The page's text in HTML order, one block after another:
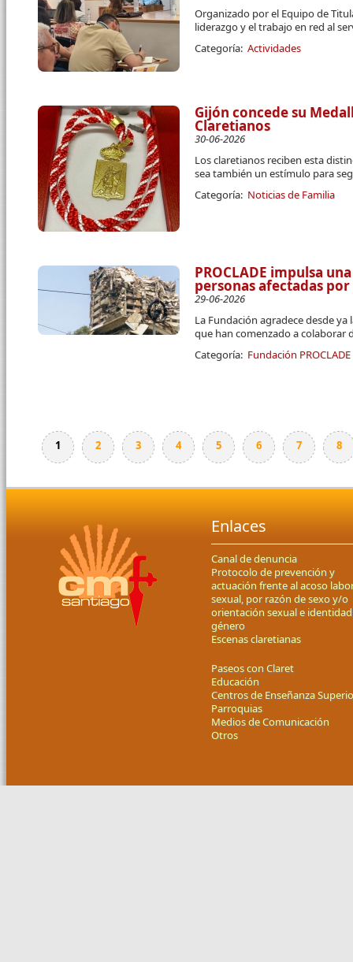
Organizado por el Equipo de
liderazgo y el trabajo en red al
Categoría: Actividades
Gijón concede su
Claretianos
30-06-2026
Los claretianos reciben esta
sea también un estímulo para
Categoría: Noticias de Familia
PROCLADE impulsa
personas afectadas
29-06-2026
La Fundación agradece desde
que han comenzado a colaborar
Categoría: Fundación PROCLADE
Páginas
1 2 3 4 5 6 7 8
Enlaces
Canal de denuncia
Protocolo de prevención y
actuación frente al acoso
sexual, por razón de sexo y/o
orientación sexual e
género
Escenas claretianas
Paseos con Claret
Educación
Centros de Enseñanza
Parroquias
Medios de Comunicación
Otros